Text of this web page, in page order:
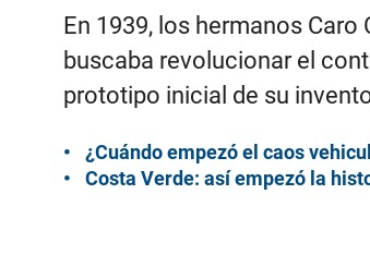
En 1939, los hermanos
buscaba revolucionar el
prototipo inicial de su
¿Cuándo empezó el caos
Costa Verde: así empezó la